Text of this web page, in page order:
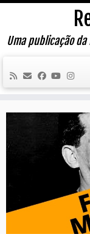
Skip
content
Uma publicação